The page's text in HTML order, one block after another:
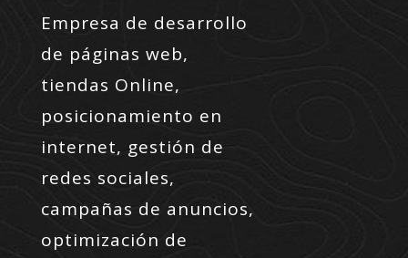
Empresa de desarrollo
de páginas web,
tiendas Online,
posicionamiento en
internet, gestión de
redes sociales,
campañas de anuncios,
optimización de